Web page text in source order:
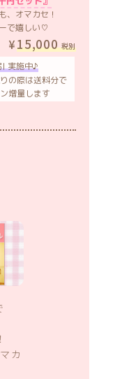
、オマカセ！
で嬉しい♡
15,000 税別
実施中♪
の際は送料分で
増量します
カ